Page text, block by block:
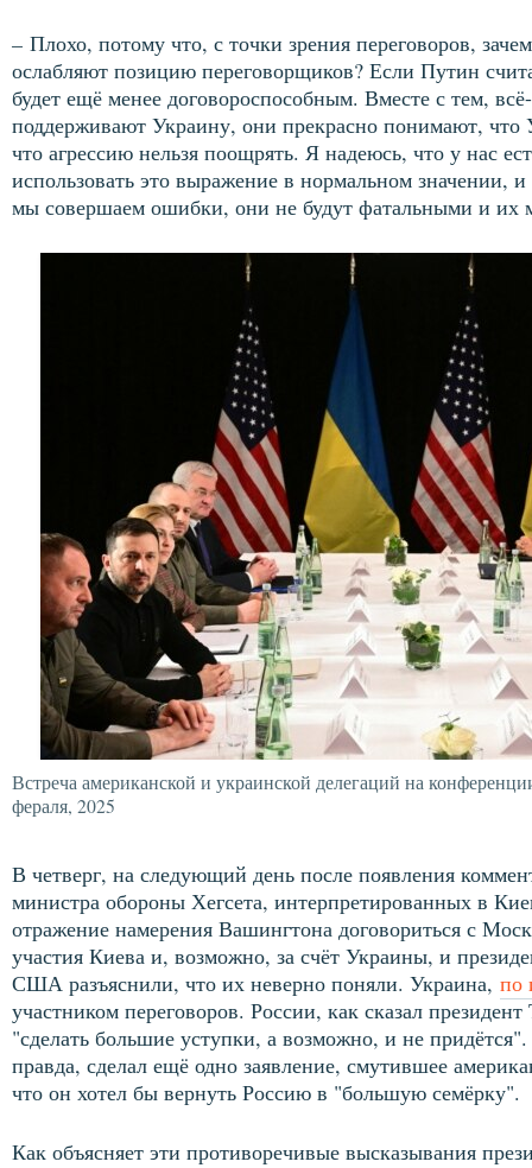
– Плохо, потому что, с точки зрения переговоров,
ослабляют позицию переговорщиков? Если Путин
будет ещё менее договороспособным. Вместе с тем,
поддерживают Украину, они прекрасно понимают, что
что агрессию нельзя поощрять. Я надеюсь, что у нас
использовать это выражение в нормальном значении,
мы совершаем ошибки, они не будут фатальными и их
Встреча американской и украинской делегаций на
фераля, 2025
В четверг, на следующий день после появления
министра обороны Хегсета, интерпретированных в
отражение намерения Вашингтона договориться с
участия Киева и, возможно, за счёт Украины, и
США разъяснили, что их неверно поняли. Украина, по
участником переговоров. России, как сказал
"сделать большие уступки, а возможно, и не
правда, сделал ещё одно заявление, смутившее
что он хотел бы вернуть Россию в "большую семёрку".
Как объясняет эти противоречивые высказывания